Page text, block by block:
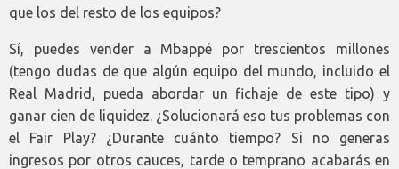
que los del resto de los equipos?
Sí, puedes vender a Mbappé por trescientos millones
(tengo dudas de que algún equipo del mundo, incluido el
Real Madrid, pueda abordar un fichaje de este tipo) y
ganar cien de liquidez. ¿Solucionará eso tus problemas con
el Fair Play? ¿Durante cuánto tiempo? Si no generas
ingresos por otros cauces, tarde o temprano acabarás en